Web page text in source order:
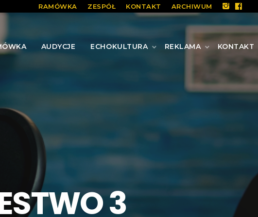
RAMÓWKA ZESPÓŁ KONTAKT ARCHIWUM
AUDYCJE ECHOKULTURA REKLAMA KONTAKT
3